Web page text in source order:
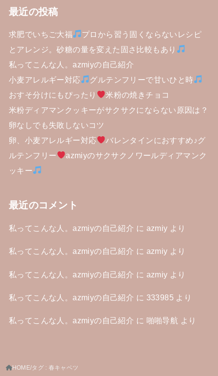
最近の投稿
求肥でいちご大福
プロから習う固くならないレシピ
とアレンジ。砂糖の量を変えた固さ比較もあり
私ってこんな人。azmiyの自己紹介
小麦アレルギー対応
グルテンフリーで甘いひと時
おすそ分けにもぴったり
米粉の焼きチョコ
米粉ディアマンクッキーがサクサクにならない原因は？
卵なしでも失敗しないコツ
卵、小麦アレルギー対応
バレンタインにおすすめ♪グ
ルテンフリー
azmiyのサクサクノワールディアマンク
ッキー
最近のコメント
私ってこんな人。azmiyの自己紹介 に azmiy より
私ってこんな人。azmiyの自己紹介 に azmiy より
私ってこんな人。azmiyの自己紹介 に azmiy より
私ってこんな人。azmiyの自己紹介 に 333985 より
私ってこんな人。azmiyの自己紹介 に 啪啪导航 より
HOME タグ : 春キャベツ